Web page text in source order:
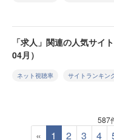
「求人」関連の人気サイ
04月）
ネット視聴率 サイトランキン
587
« 1 2 3 4